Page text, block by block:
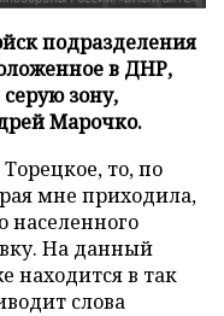
подразделения
в ДНР,
зону,
Марочко.
то, по
мне приходила,
населенного
На данный
находится в так
слова